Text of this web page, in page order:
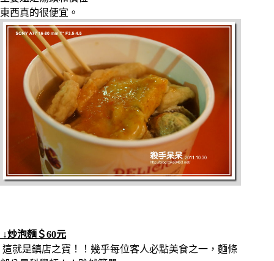
東西真的很便宜。
↓炒泡麵＄60元
這就是鎮店之寶！！幾乎每位客人必點美食之一，麵條